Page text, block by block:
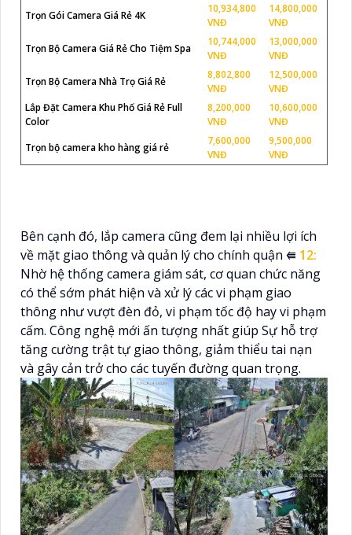
Trọn Gói Camera Giá Rẻ 4K
10,934,800
VNĐ
14,800,000
VNĐ
Trọn Bộ Camera Giá Rẻ Cho Tiệm Spa
10,744,000
VNĐ
13,000,000
VNĐ
Trọn Bộ Camera Nhà Trọ Giá Rẻ
8,802,800
VNĐ
12,500,000
VNĐ
Lắp Đặt Camera Khu Phố Giá Rẻ Full
Color
8,200,000
VNĐ
10,600,000
VNĐ
Trọn bộ camera kho hàng giá rẻ
7,600,000
VNĐ
9,500,000
VNĐ
Bên cạnh đó, lắp camera cũng đem lại nhiều lợi ích
về mặt giao thông và quản lý cho chính quận ⭅ 12:
Nhờ hệ thống camera giám sát, cơ quan chức năng
có thể sớm phát hiện và xử lý các vi phạm giao
thông như vượt đèn đỏ, vi phạm tốc độ hay vi phạm
cấm. Công nghệ mới ấn tượng nhất giúp Sự hỗ trợ
tăng cường trật tự giao thông, giảm thiểu tai nạn
và gây cản trở cho các tuyến đường quan trọng.